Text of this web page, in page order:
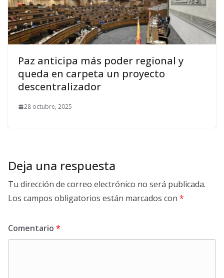
Paz anticipa más poder regional y
queda en carpeta un proyecto
descentralizador
28 octubre, 2025
Deja una respuesta
Tu dirección de correo electrónico no será publicada.
Los campos obligatorios están marcados con *
Comentario *